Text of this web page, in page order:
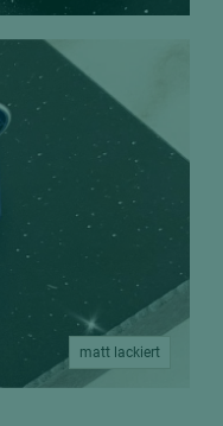
matt lackiert